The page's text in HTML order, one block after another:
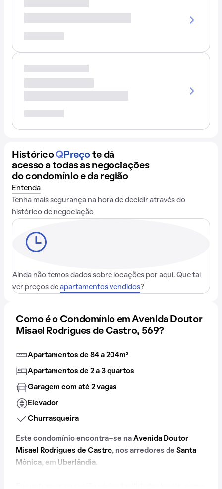
Histórico QPreço te dá
acesso a todas as negociações
do condomínio e da região
Entenda
Tenha mais segurança na hora de decidir através do
histórico de negociação
Ainda não temos dados sobre locações por aqui. Que tal
ver preços de apartamentos vendidos?
Como é o Condomínio em Avenida Doutor
Misael Rodrigues de Castro, 569?
Apartamentos de 84 a 204m²
Apartamentos de 2 a 3 quartos
Garagem com até 2 vagas
Elevador
Churrasqueira
Este condomínio encontra-se na Avenida Doutor
Misael Rodrigues de Castro, nos arredores de Santa
Mônica, em Uberlândia.